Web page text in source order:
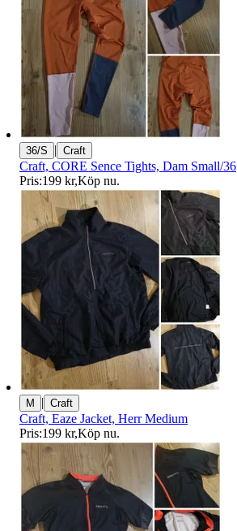
36/S | Craft
Craft, CORE Sence Tights, Dam Small/36
Pris:199 kr,Köp nu.
M | Craft
Craft, Eaze Jacket, Herr Medium
Pris:199 kr,Köp nu.